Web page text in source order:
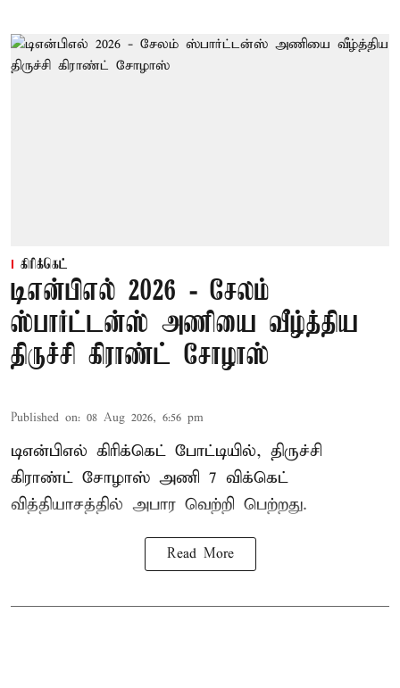
கிரிக்கெட்
டிஎன்பிஎல் 2026 - சேலம்
ஸ்பார்ட்டன்ஸ் அணியை வீழ்த்திய
திருச்சி கிராண்ட் சோழாஸ்
Published on: 08 Aug 2026, 6:56 pm
டிஎன்பிஎல் கிரிக்கெட் போட்டியில், திருச்சி
கிராண்ட் சோழாஸ் அணி 7 விக்கெட்
வித்தியாசத்தில் அபார வெற்றி பெற்றது.
Read More